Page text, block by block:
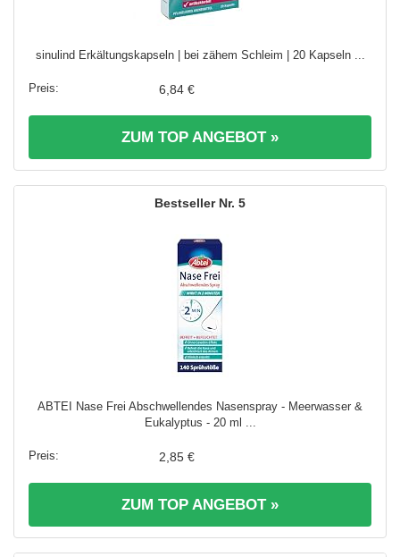
sinulind Erkältungskapseln | bei zähem Schleim | 20 Kapseln ...
6,84 €
ZUM TOP ANGEBOT »
5
ABTEI Nase Frei Abschwellendes Nasenspray - Meerwasser &
Eukalyptus - 20 ml ...
2,85 €
ZUM TOP ANGEBOT »